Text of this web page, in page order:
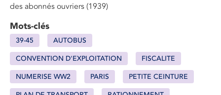
des abonnés ouvriers (1939)
Mots-clés
39-45 AUTOBUS
CONVENTION D'EXPLOITATION FISCALITE
NUMERISE WW2 PARIS PETITE CEINTURE